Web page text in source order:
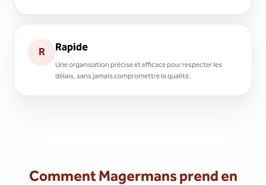
R Rapide
Une organisation précise et efficace pour respecter les
délais, sans jamais compromettre la qualité.
Comment Magermans prend en